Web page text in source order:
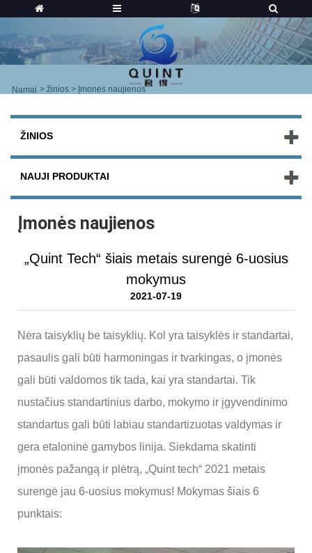
Namai > žinios > Įmonės naujienos
ŽINIOS
NAUJI PRODUKTAI
Įmonės naujienos
„Quint Tech“ šiais metais surengė 6-uosius
mokymus
2021-07-19
Nėra taisyklių be taisyklių. Kol yra taisyklės ir standartai,
pasaulis gali būti harmoningas ir tvarkingas, o įmonės
gali būti valdomos tik tada, kai yra standartai. Tik
nustačius standartinius darbo, mokymo ir įgyvendinimo
standartus gali būti labiau standartizuotas valdymas ir
gera etaloninė gamybos linija. Siekdama skatinti
įmonės pažangą ir plėtrą, „Quint tech“ 2021 metais
surengė jau 6-uosius mokymus! Mokymas šiais 6
punktais: